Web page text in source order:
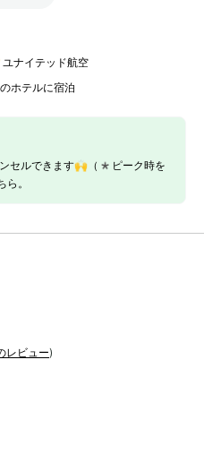
ナイテッド航空
ホテルに宿泊
セルできます🙌（*ピーク時を
ら。
ビュー)